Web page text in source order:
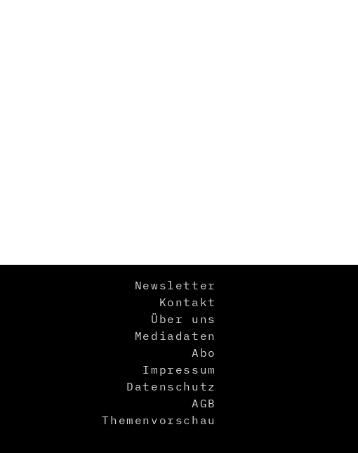
Newsletter
Kontakt
Über uns
Mediadaten
Abo
Impressum
Datenschutz
AGB
Themenvorschau